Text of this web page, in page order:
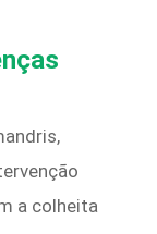
a colheita